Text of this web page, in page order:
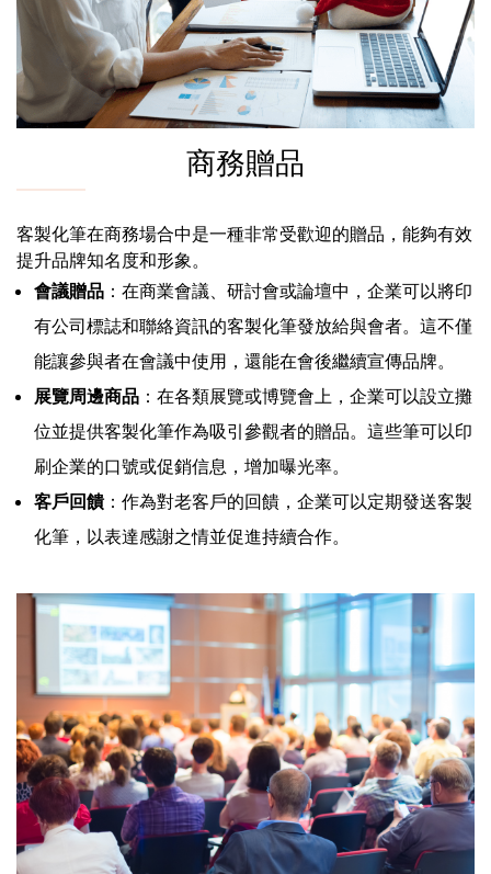
商務贈品
客製化筆在商務場合中是一種非常受歡迎的贈品，能夠有效
提升品牌知名度和形象。
會議贈品 ：在商業會議、研討會或論壇中，企業可以將印
有公司標誌和聯絡資訊的客製化筆發放給與會者。這不僅
能讓參與者在會議中使用，還能在會後繼續宣傳品牌。
展覽周邊商品 ：在各類展覽或博覽會上，企業可以設立攤
位並提供客製化筆作為吸引參觀者的贈品。這些筆可以印
刷企業的口號或促銷信息，增加曝光率。
客戶回饋：作為對老客戶的回饋，企業可以定期發送客製
化筆，以表達感謝之情並促進持續合作。